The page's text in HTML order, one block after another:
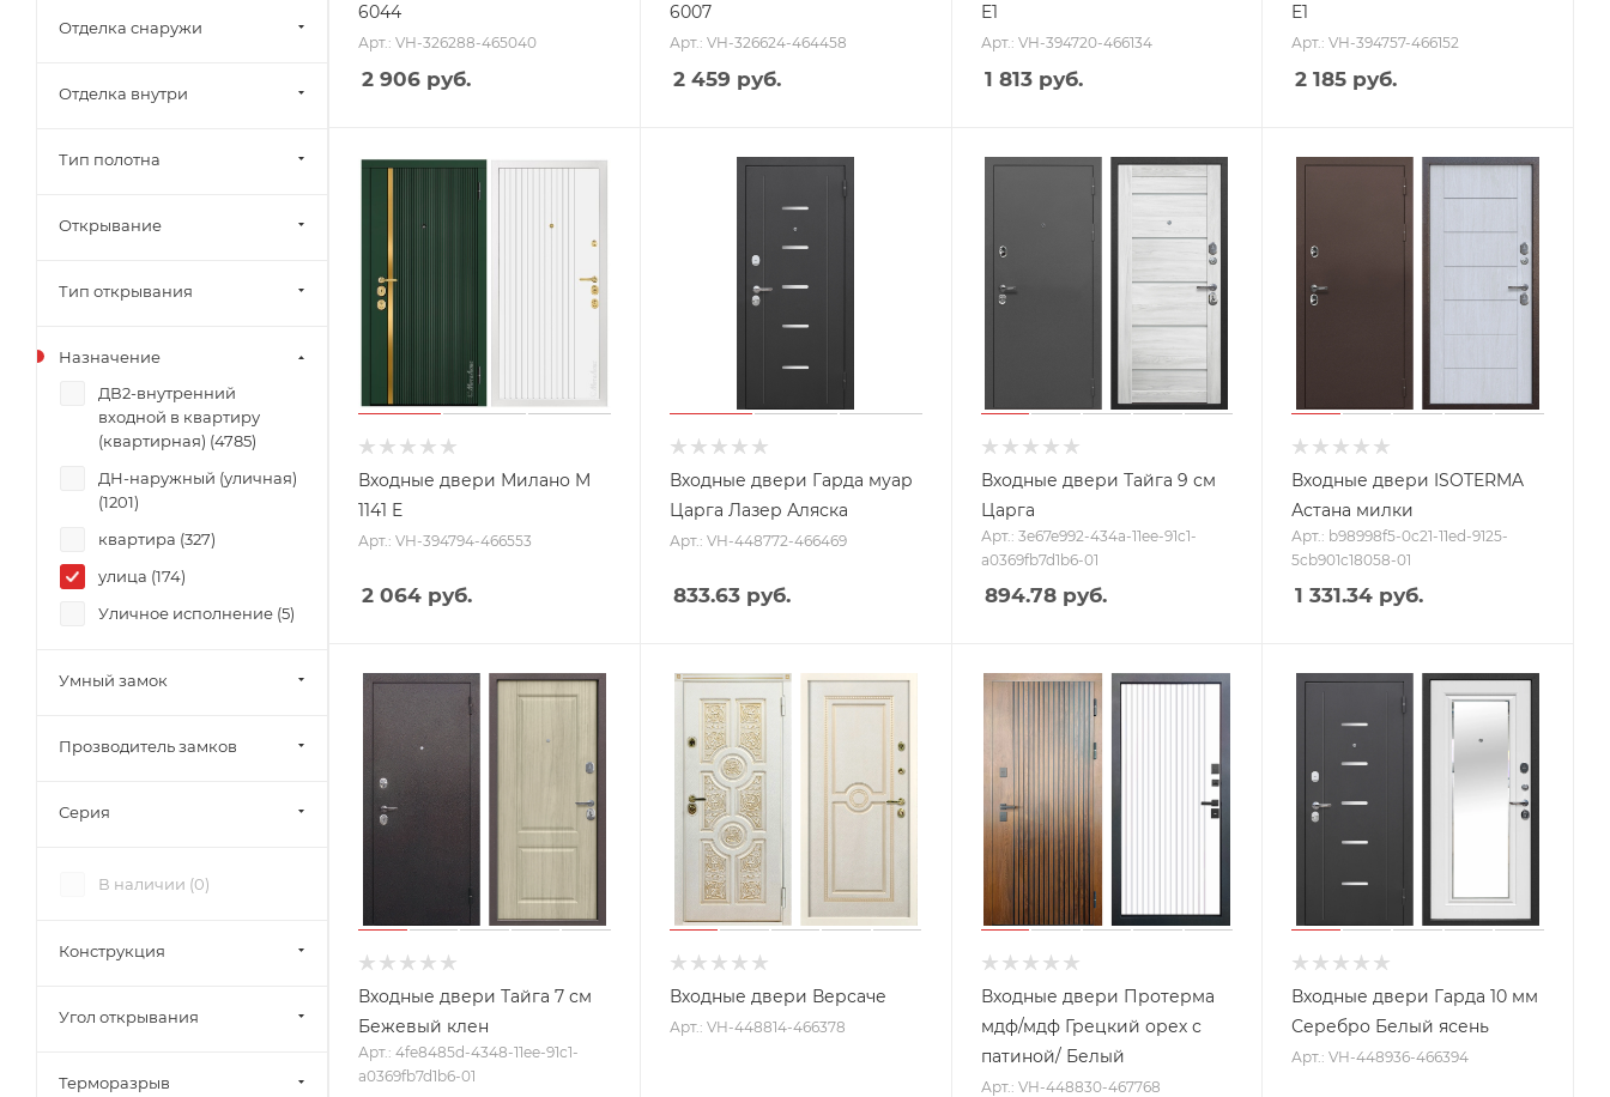
6044
Арт.: VH-326288-465040
2 906 руб.
6007
Арт.: VH-326624-464458
2 459 руб.
E1
Арт.: VH-394720-466134
1 813руб.
E1
Арт.: VH-394757-466152
2 185 руб.
Входные двери Милано M
1141 E
Арт.: VH-394794-466553
2 064 руб.
Входные двери Гарда муар
Царга Лазер Аляска
Арт.: VH-448772-466469
833.63руб.
Входные двери Тайга 9 см
Царга
Арт.: 3e67e992-434a-11ee-91c1-
a0369fb7d1b6-01
894.78руб.
Входные двери ISOTERMA
Астана милки
Арт.: b98998f5-0c21-11ed-9125-
5cb901c18058-01
1 331.34 руб.
Входные двери Тайга 7 см
Бежевый клен
Арт.: 4fe8485d-4348-11ee-91c1-
a0369fb7d1b6-01
Входные двери Версаче
Арт.: VH-448814-466378
Входные двери Протерма
мдф/мдф Грецкий орех с
патиной/ Белый
Арт.: VH-448830-467768
Входные двери Гарда 10 мм
Серебро Белый ясень
Арт.: VH-448936-466394
Отделка снаружи
Отделка внутри
Умный замок
Прозводитель замков
Серия
В наличии (0)
Конструкция
Открывание
Угол открывания
Терморазрыв
Тип полотна
Назначение
ДВ2-внутренний
входной в квартиру
(квартирная) (4785)
ДН-наружный (уличная)
(1201)
квартира (327)
улица (174)
Уличное исполнение (5)
Тип открывания